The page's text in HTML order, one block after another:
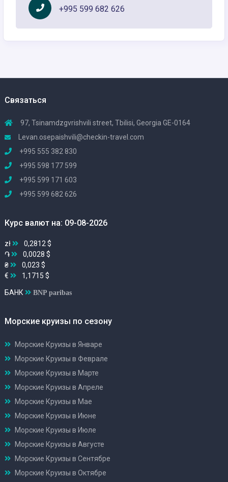
+995 599 682 626
Связаться
97, Tsinamdzgvrishvili street, Tbilisi, Georgia GE-0164
Levan.osepaishvili@checkin-travel.com
+995 555 382 830
+995 598 177 599
+995 599 171 603
+995 599 682 626
Курс валют на: 09-08-2026
zł
0,2812 $
֏
0,0028 $
₴
0,023 $
€
1,1715 $
БАНК BNP paribas
Морские круизы по сезону
Морские Круизы в Январе
Морские Круизы в Феврале
Морские Круизы в Марте
Морские Круизы в Апреле
Морские Круизы в Мае
Морские Круизы в Июне
Морские Круизы в Июле
Морские Круизы в Августе
Морские Круизы в Сентябре
Морские Круизы в Октябре